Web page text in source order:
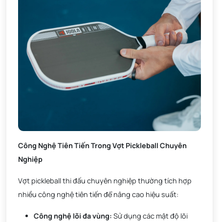
Công Nghệ Tiên Tiến Trong Vợt Pickleball Chuyên
Nghiệp
Vợt pickleball thi đấu chuyên nghiệp thường tích hợp
nhiều công nghệ tiên tiến để nâng cao hiệu suất:
Công nghệ lõi đa vùng: Sử dụng các mật độ lõi